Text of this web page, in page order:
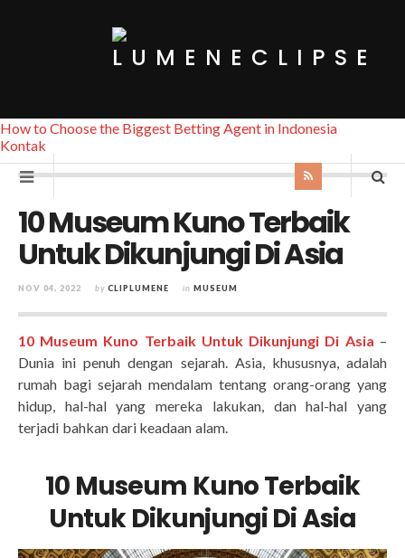
How to Choose the Biggest Betting Agent in Indonesia
Kontak
10 Museum Kuno Terbaik
Untuk Dikunjungi Di Asia
NOV 04, 2022 by CLIPLUMENE in MUSEUM
10 Museum Kuno Terbaik Untuk Dikunjungi Di Asia –
Dunia ini penuh dengan sejarah. Asia, khususnya, adalah
rumah bagi sejarah mendalam tentang orang-orang yang
hidup, hal-hal yang mereka lakukan, dan hal-hal yang
terjadi bahkan dari keadaan alam.
10 Museum Kuno Terbaik
Untuk Dikunjungi Di Asia